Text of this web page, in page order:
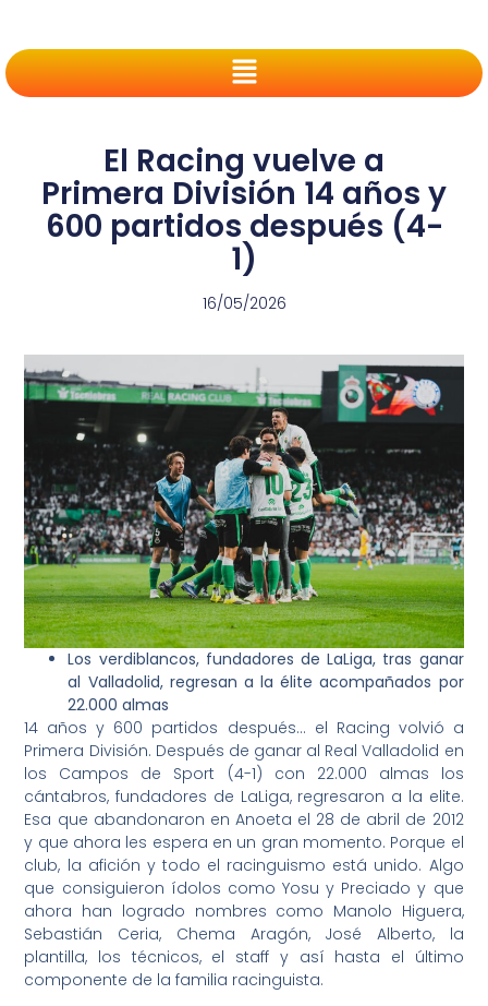
El Racing vuelve a
Primera División 14 años y
600 partidos después (4-
1)
16/05/2026
Los verdiblancos, fundadores de LaLiga, tras ganar
al Valladolid, regresan a la élite acompañados por
22.000 almas
14 años y 600 partidos después… el Racing volvió a
Primera División. Después de ganar al Real Valladolid en
los Campos de Sport (4-1) con 22.000 almas los
cántabros, fundadores de LaLiga, regresaron a la elite.
Esa que abandonaron en Anoeta el 28 de abril de 2012
y que ahora les espera en un gran momento. Porque el
club, la afición y todo el racinguismo está unido. Algo
que consiguieron ídolos como Yosu y Preciado y que
ahora han logrado nombres como Manolo Higuera,
Sebastián Ceria, Chema Aragón, José Alberto, la
plantilla, los técnicos, el staff y así hasta el último
componente de la familia racinguista.